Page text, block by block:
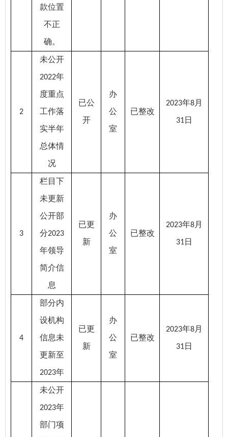
款位置
不正
确。
2
未公开
2022年
度重点
工作落
实半年
总体情
况
已公
开
办
公
室
已整改
2023年8月
31 日
3
栏目下
未更新
公开部
分2023
年领导
简介信
息
已更
新
办
公
室
已整改
2023年8月
31 日
4
部分内
设机构
信息未
更新至
2023年
已更
新
办
公
室
已整改
2023年8月
31 日
未公开
2023年
部门项